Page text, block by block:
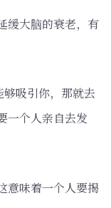
缓大脑的衰老，有
吸引你，那就去
一个人亲自去发
意味着一个人要揭